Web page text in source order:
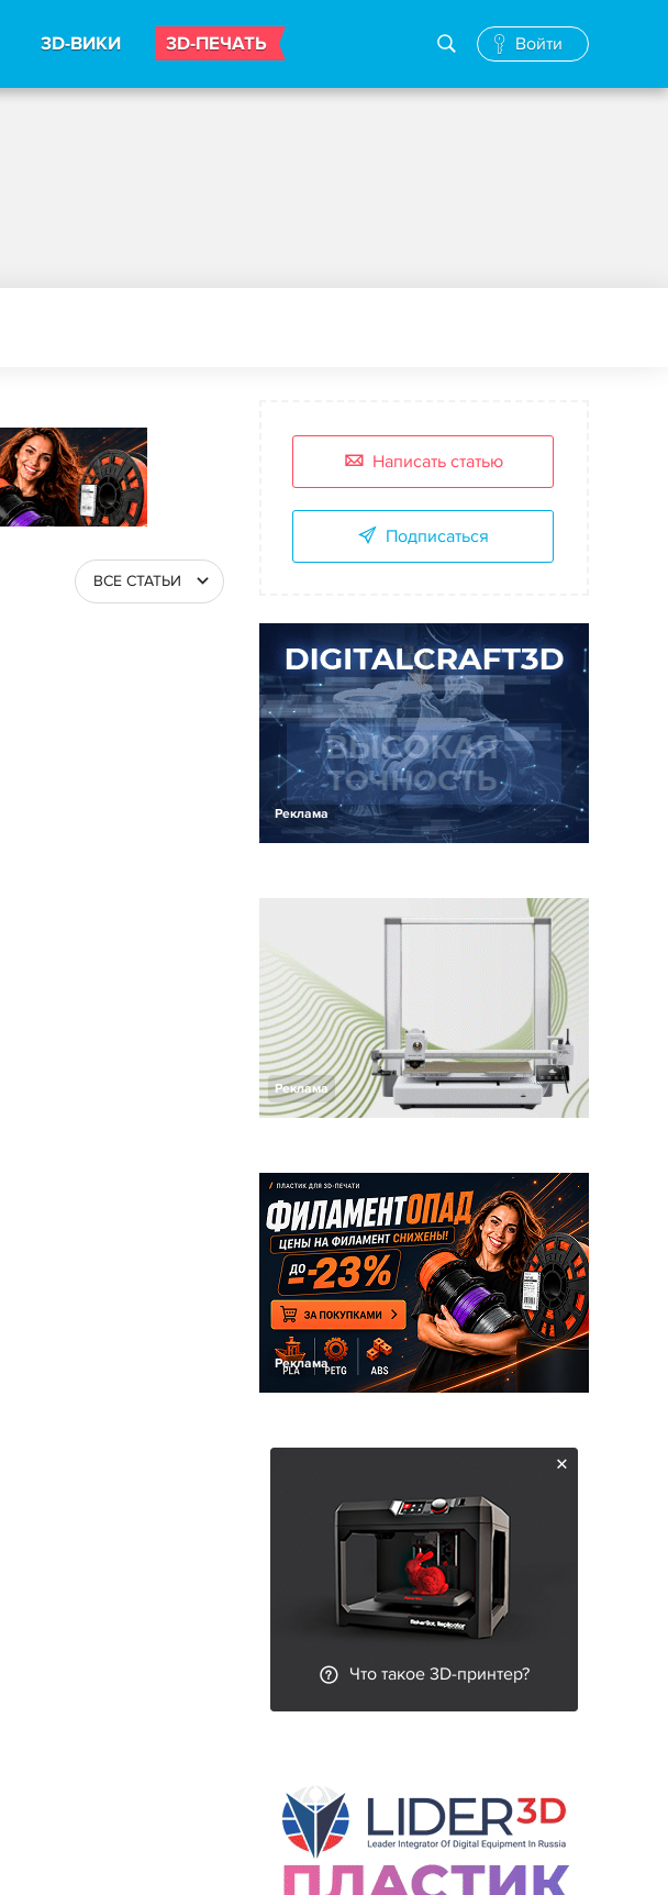
3D-ВИКИ 3D-ПЕЧАТЬ Войти
ВСЕ СТАТЬИ
Написать статью
Подписаться
Реклама
Реклама
Реклама
Что такое 3D-принтер?